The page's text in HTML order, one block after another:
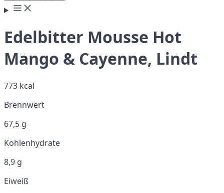
Edelbitter Mousse Hot
Mango & Cayenne, Lindt
773 kcal
Brennwert
67,5 g
Kohlenhydrate
8,9 g
Eiweiß